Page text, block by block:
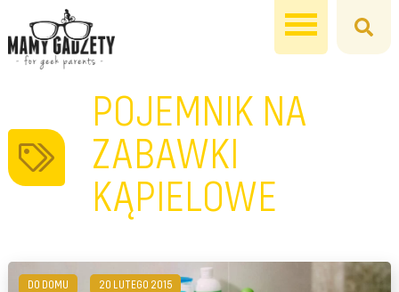
POJEMNIK NA
ZABAWKI
KĄPIELOWE
DO DOMU 20 LUTEGO 2015